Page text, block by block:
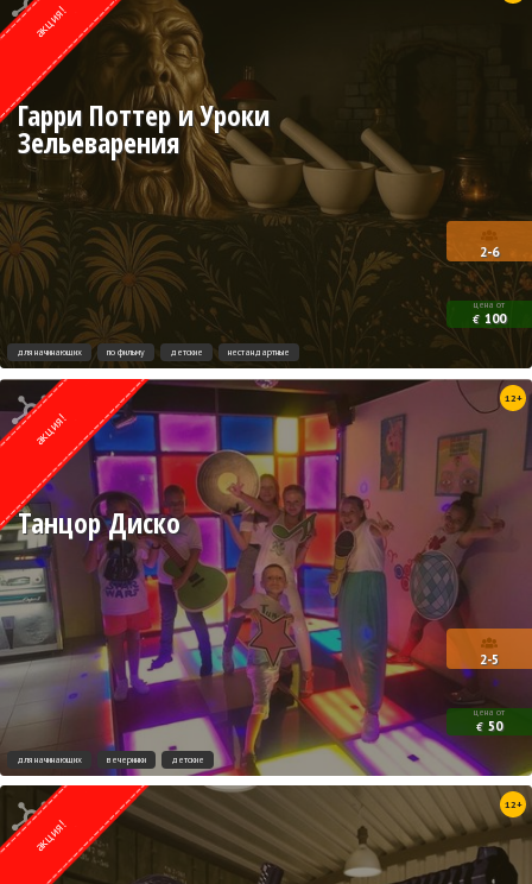
акция!
2-6
цена от
€ 100
Гарри Поттер и Уроки
Зельеварения
для начинающих по фильму детские нестандартные
акция!
12+
2-5
цена от
€ 50
Танцор Диско
для начинающих вечеринки детские
акция!
12+